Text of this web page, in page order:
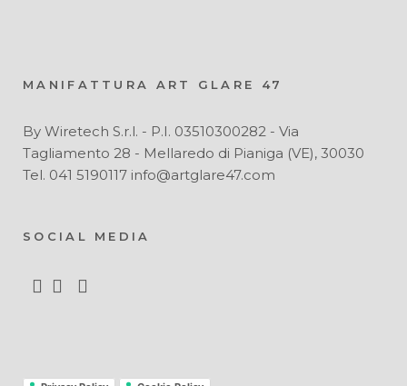
MANIFATTURA ART GLARE 47
By Wiretech S.r.l. - P.I. 03510300282 - Via
Tagliamento 28 - Mellaredo di Pianiga (VE), 30030
Tel. 041 5190117 info@artglare47.com
SOCIAL MEDIA